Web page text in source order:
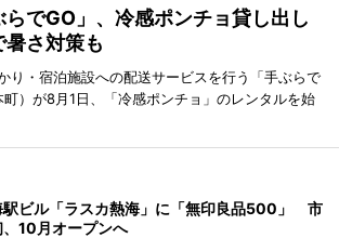
でGO」、冷感ポンチョ貸し出し
さ対策も
り・宿泊施設への配送サービスを行う「手ぶらで
）が8月1日、「冷感ポンチョ」のレンタルを始
駅ビル「ラスカ熱海」に「無印良品500」 市
、10月オープンへ